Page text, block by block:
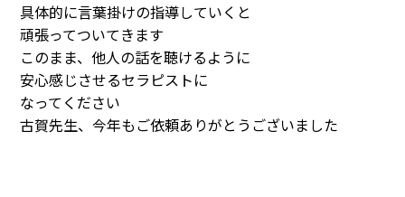
具体的に言葉掛けの指導していくと
頑張ってついてきます
このまま、他人の話を聴けるように
安心感じさせるセラピストに
なってください
古賀先生、今年もご依頼ありがとうございました